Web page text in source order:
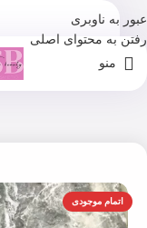
عبور به ناوبری
رفتن به محتوای اصلی
منو
اتمام موجودی